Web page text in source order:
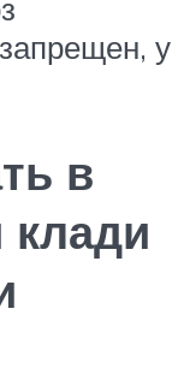
у
в
клади